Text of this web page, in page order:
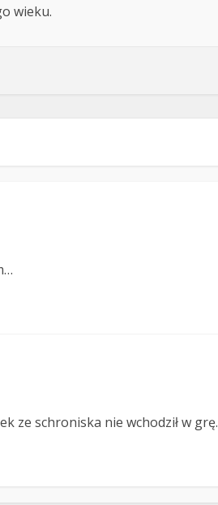
wieku.
ze schroniska nie wchodził w grę.